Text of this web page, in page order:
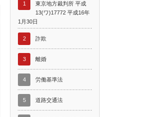
1
東京地方裁判所 平成
13(ワ)17772 平成16年
1月30日
2 詐欺
3 離婚
4 労働基準法
5 道路交通法